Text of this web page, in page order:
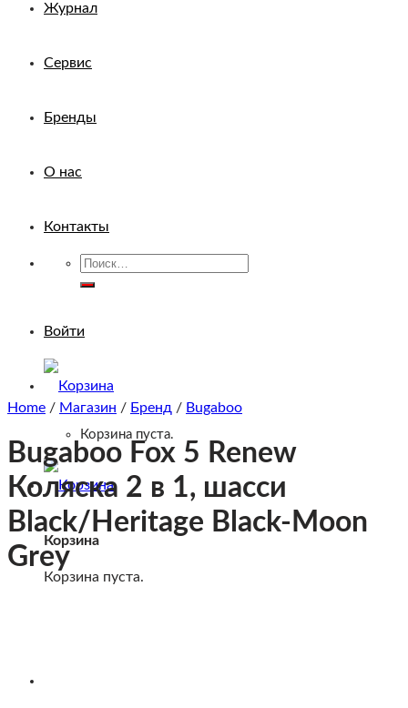
Журнал
Сервис
Бренды
О нас
Контакты
Искать:
Войти
Корзина пуста.
Корзина
Корзина пуста.
Home / Магазин / Бренд / Bugaboo
Bugaboo Fox 5 Renew
Коляска 2 в 1, шасси
Black/Heritage Black-Moon
Grey